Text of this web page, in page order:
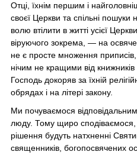
Отці, їхнім першим і
своєї Церкви та спільні
волю втілити в житті усієї
віруючого зокрема, — на
не є просте множення
нічим не кращими від книжників
Господь докоряв за їхній
обрядах і на літері закону.
Ми почуваємося
люду. Тому щиро сподіваємося,
рішення будуть натхненні
священників, богопосвячених